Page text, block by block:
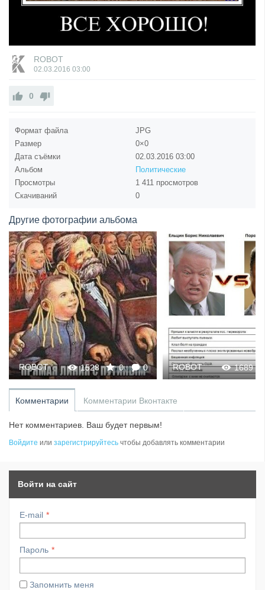
ROBOT
02.03.2016 03:00
0
Формат файла
JPG
Размер
0×0
Дата съёмки
02.03.2016 03:00
Альбом
Политические
Просмотры
1 411 просмотров
Скачиваний
0
Другие фотографии альбома
1689 0 0
ROBOT 1538
ROBOT
Комментарии Комментарии Вконтакте
Нет комментариев. Ваш будет первым!
Войдите или зарегистрируйтесь чтобы добавлять комментарии
Войти на сайт
E-mail
Пароль
Запомнить меня